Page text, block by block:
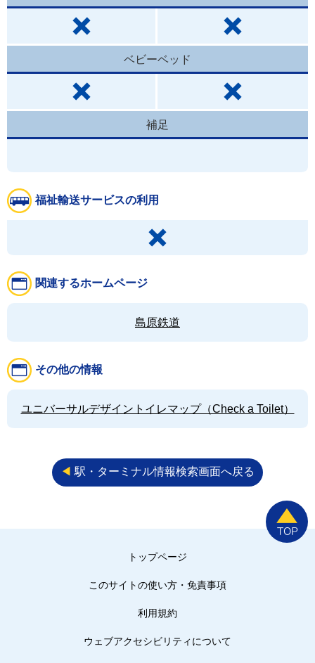
ベビーベッド
補足
福祉輸送サービスの利用
関連するホームページ
島原鉄道
その他の情報
ユニバーサルデザイントイレマップ（Check a Toilet）
◀︎ 駅・ターミナル情報検索画面へ戻る
トップページ
このサイトの使い方・免責事項
利用規約
ウェブアクセシビリティについて